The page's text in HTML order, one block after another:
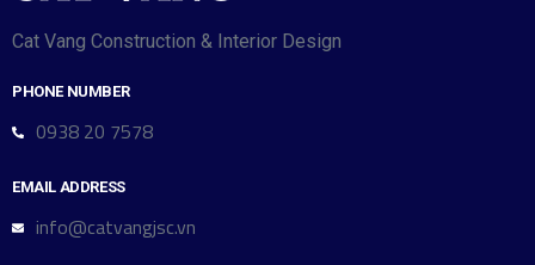
Cat Vang Construction & Interior Design
PHONE NUMBER
0938 20 7578
EMAIL ADDRESS
info@catvangjsc.vn